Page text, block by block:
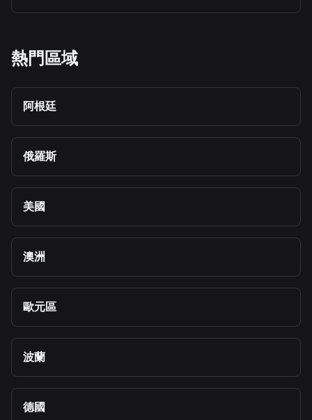
熱門區域
阿根廷
俄羅斯
美國
澳洲
歐元區
波蘭
德國